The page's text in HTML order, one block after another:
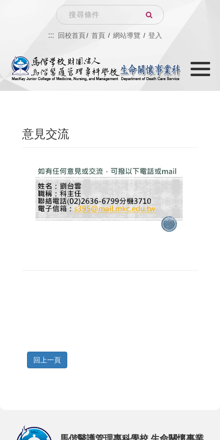
要
內
::: 回校首頁 首頁 網站導覽 登入
Search
Toggle
意見交流
回上一頁